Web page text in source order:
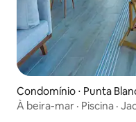
Condomínio ⋅ Punta
À beira-mar · Piscina ·